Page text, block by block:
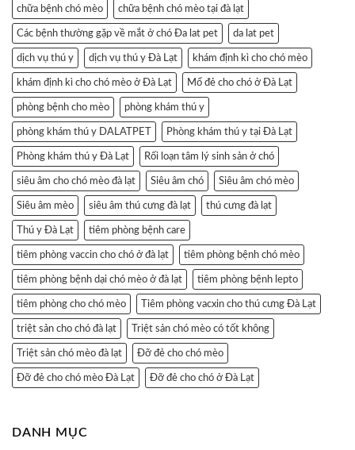
chữa bệnh chó mèo chữa bệnh chó mèo tại đà lạt
Các bệnh thường gặp về mắt ở chó Đa lat pet da lat pet
dịch vụ thú y dịch vụ thú y Đà Lạt khám định kì cho chó mèo
khám định kì cho chó mèo ở Đà Lạt Mổ đẻ cho chó ở Đà Lạt
phòng bệnh cho mèo phòng khám thú y
phòng khám thú y DALATPET Phòng khám thú y tại Đà Lạt
Phòng khám thú y Đà Lạt Rối loạn tâm lý sinh sản ở chó
siêu âm cho chó mèo đà lạt Siêu âm chó Siêu âm chó mèo
Siêu âm mèo siêu âm thú cưng đà lạt thú cưng đà lạt
Thú y Đà Lạt tiêm phòng bệnh care
tiêm phòng vaccin cho chó ở đà lạt tiêm phòng bệnh chó mèo
tiêm phòng bệnh dại chó mèo ở đà lạt tiêm phòng bệnh lepto
tiêm phòng cho chó mèo Tiêm phòng vacxin cho thú cưng Đà Lạt
triệt sản cho chó đà lạt Triệt sản chó mèo có tốt không
Triệt sản chó mèo đà lạt Đỡ đẻ cho chó mèo
Đỡ đẻ cho chó mèo Đà Lạt Đỡ đẻ cho chó ở Đà Lạt
DANH MỤC